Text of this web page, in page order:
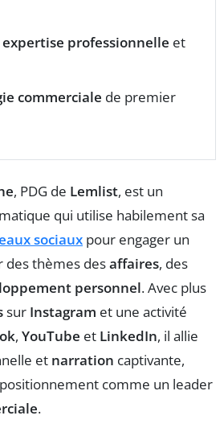
expertise professionnelle et
commerciale de premier
, PDG de Lemlist, est un
qui utilise habilement sa
sociaux pour engager un
des thèmes desaffaires, des
personnel. Avec plus
sur Instagram et une activité
, YouTube et LinkedIn, il allie
et narration captivante,
comme un leader
.